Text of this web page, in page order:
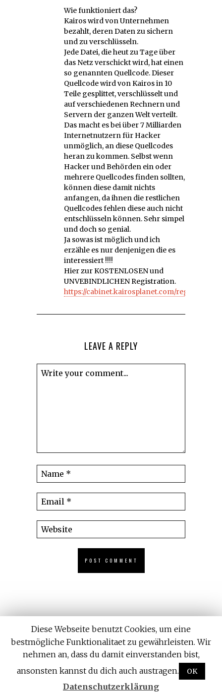
Wie funktioniert das?
Kairos wird von Unternehmen
bezahlt, deren Daten zu sichern
und zu verschlüsseln.
Jede Datei, die heut zu Tage über
das Netz verschickt wird, hat einen
so genannten Quellcode. Dieser
Quellcode wird von Kairos in 10
Teile gesplittet, verschlüsselt und
auf verschiedenen Rechnern und
Servern der ganzen Welt verteilt.
Das macht es bei über 7 Milliarden
Internetnutzern für Hacker
unmöglich, an diese Quellcodes
heran zu kommen. Selbst wenn
Hacker und Behörden ein oder
mehrere Quellcodes finden sollten,
können diese damit nichts
anfangen, da ihnen die restlichen
Quellcodes fehlen diese auch nicht
entschlüsseln können. Sehr simpel
und doch so genial.
Ja sowas ist möglich und ich
erzähle es nur denjenigen die es
interessiert !!!!
Hier zur KOSTENLOSEN und
UNVEBINDLICHEN Registration.
https://cabinet.kairosplanet.com/register/
LEAVE A REPLY
Diese Webseite benutzt Cookies, um eine
bestmögliche Funktionalitaet zu gewährleisten. Wir
nehmen an, dass du damit einverstanden bist,
ansonsten kannst du dich auch austragen.
OK
Datenschutzerklärung